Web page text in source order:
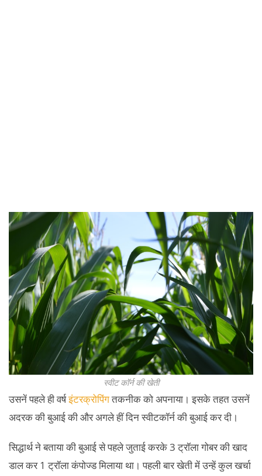
स्वीट कॉर्न की खेती
उसनें पहले ही वर्षइंटरक्रोपिंगतकनीक को अपनाया। इसके तहत उसनें
अदरक की बुआई की और अगले हीं दिन स्वीटकॉर्न की बुआई कर दी।
सिद्धार्थ ने बताया की बुआई से पहले जुताई करके 3 ट्रॉला गोबर की खाद
डाल कर 1 ट्रॉला कंपोज्ड मिलाया था। पहली बार खेती में उन्हें कुल खर्चा